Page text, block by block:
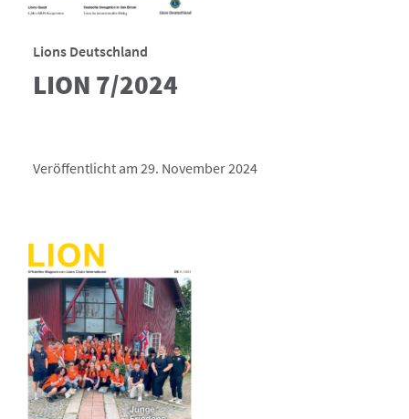
Lions Deutschland
LION 7/2024
Veröffentlicht am 29. November 2024